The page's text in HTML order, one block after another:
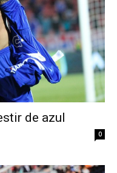
de azul
0